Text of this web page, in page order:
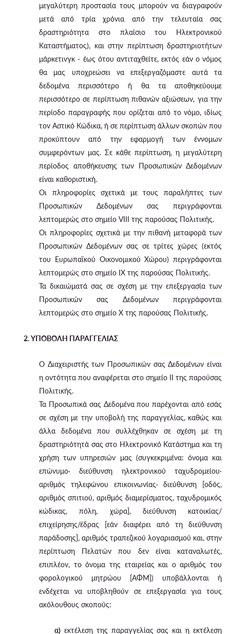
μεγαλύτερη προστασία τους μπορούν να διαγραφούν
μετά από τρία χρόνια από την τελευταία σας
δραστηριότητα στο πλαίσιο του Ηλεκτρονικού
Καταστήματος), και στην περίπτωση δραστηριοτήτων
μάρκετινγκ - έως ότου αντιταχθείτε, εκτός εάν ο νόμος
θα μας υποχρεώσει να επεξεργαζόμαστε αυτά τα
δεδομένα περισσότερο ή θα τα αποθηκεύουμε
περισσότερο σε περίπτωση πιθανών αξιώσεων, για την
περίοδο παραγραφής που ορίζεται από το νόμο, ιδίως
τον Αστικό Κώδικα, ή σε περίπτωση άλλων σκοπών που
προκύπτουν από την εφαρμογή των έννομων
συμφερόντων μας. Σε κάθε περίπτωση, η μεγαλύτερη
περίοδος αποθήκευσης των Προσωπικών Δεδομένων
είναι καθοριστική.
Οι πληροφορίες σχετικά με τους παραλήπτες των
Προσωπικών Δεδομένων σας περιγράφονται
λεπτομερώς στο σημείο VIII της παρούσας Πολιτικής.
Οι πληροφορίες σχετικά με την πιθανή μεταφορά των
Προσωπικών Δεδομένων σας σε τρίτες χώρες (εκτός
του Ευρωπαϊκού Οικονομικού Χώρου) περιγράφονται
λεπτομερώς στο σημείο IX της παρούσας Πολιτικής.
Τα δικαιώματά σας σε σχέση με την επεξεργασία των
Προσωπικών σας Δεδομένων περιγράφονται
λεπτομερώς στο σημείο X της παρούσας Πολιτικής.
2. ΥΠΟΒΟΛΗ ΠΑΡΑΓΓΕΛΙΑΣ
Ο Διαχειριστής των Προσωπικών σας Δεδομένων είναι
η οντότητα που αναφέρεται στο σημείο II της παρούσας
Πολιτικής.
Τα Προσωπικά σας Δεδομένα που παρέχονται από εσάς
σε σχέση με την υποβολή της παραγγελίας, καθώς και
άλλα δεδομένα που συλλέχθηκαν σε σχέση με τη
δραστηριότητά σας στο Ηλεκτρονικό Κατάστημα και τη
χρήση των υπηρεσιών μας (συγκεκριμένα: όνομα και
επώνυμο· διεύθυνση ηλεκτρονικού ταχυδρομείου·
αριθμός τηλεφώνου επικοινωνίας· διεύθυνση [οδός,
αριθμός σπιτιού, αριθμός διαμερίσματος, ταχυδρομικός
κώδικας, πόλη, χώρα], διεύθυνση κατοικίας/
επιχείρησης/έδρας [εάν διαφέρει από τη διεύθυνση
παράδοσης], αριθμός τραπεζικού λογαριασμού και, στην
περίπτωση Πελατών που δεν είναι καταναλωτές,
επιπλέον, το όνομα της εταιρείας και ο αριθμός του
φορολογικού μητρώου [ΑΦΜ]) υποβάλλονται ή
ενδέχεται να υποβληθούν σε επεξεργασία για τους
ακόλουθους σκοπούς:
α) εκτέλεση της παραγγελίας σας και η εκτέλεση